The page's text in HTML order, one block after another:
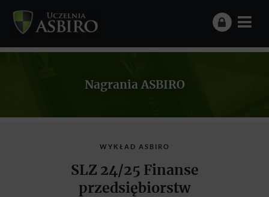
Nagrania ASBIRO
WYKŁAD ASBIRO
SLZ 24/25 Finanse
przedsiębiorstw